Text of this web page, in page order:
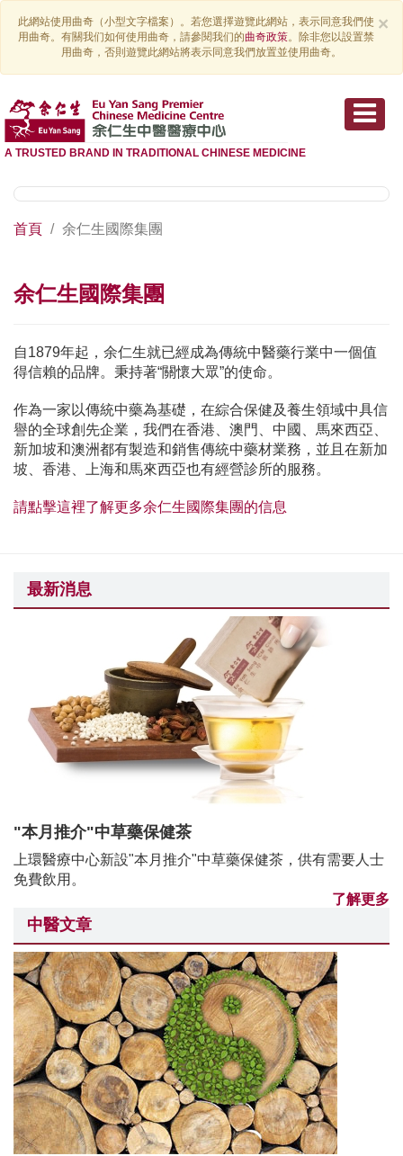
×
此網站使用曲奇（小型文字檔案）。若您選擇遊覽此網站，表示同意我們使
用曲奇。有關我们如何使用曲奇，請參閱我们的曲奇政策。除非您以設置禁
用曲奇，否則遊覽此網站將表示同意我們放置並使用曲奇。
A TRUSTED BRAND IN TRADITIONAL CHINESE MEDICINE
首頁 余仁生國際集團
余仁生國際集團
自1879年起，余仁生就已經成為傳統中醫藥行業中一個值
得信賴的品牌。秉持著“關懷大眾”的使命。
作為一家以傳統中藥為基礎，在綜合保健及養生領域中具信
譽的全球創先企業，我們在香港、澳門、中國、馬來西亞、
新加坡和澳洲都有製造和銷售傳統中藥材業務，並且在新加
坡、香港、上海和馬來西亞也有經營診所的服務。
請點擊這裡了解更多余仁生國際集團的信息
最新消息
"本月推介"中草藥保健茶
上環醫療中心新設"本月推介"中草藥保健茶，供有需要人士
免費飲用。
了解更多
中醫文章